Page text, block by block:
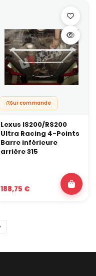
Sur commande
Lexus IS200/RS200
Ultra Racing 4-Points
Barre inférieure
arrière 315
188,75 €